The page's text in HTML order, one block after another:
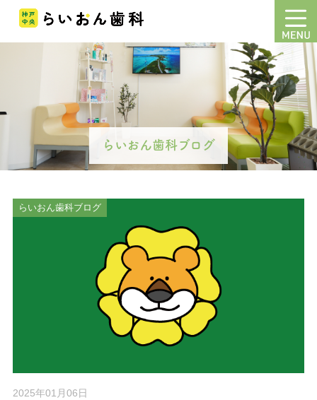
らいおん歯科ブログ
らいおん歯科ブログ
2025年01月06日